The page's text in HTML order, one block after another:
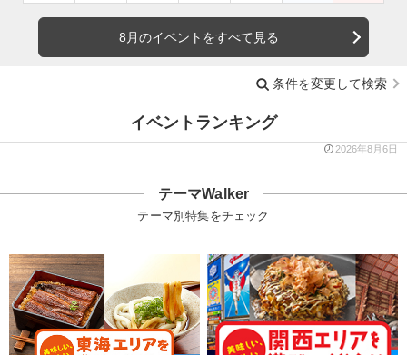
8月のイベントをすべて見る
条件を変更して検索
イベントランキング
2026年8月6日
テーマWalker
テーマ別特集をチェック